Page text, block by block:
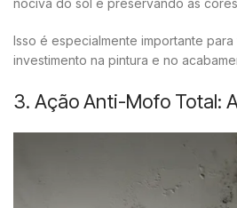
nociva do sol e preservando as
Isso é especialmente importante
investimento na pintura e no
3. Ação Anti-Mofo Total: